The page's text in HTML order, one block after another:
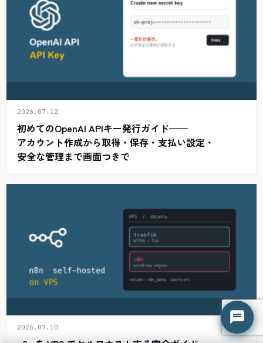
2026.07.12
初めてのOpenAI APIキー発行ガイド——
アカウント作成から取得・保存・支払い設定・
安全な管理まで画面つきで
2026.07.10
はてな君
○ 営業時間外（平日 9:00-18:00）
はてな君
○ 営業時間外（平日 9:00-18:00）